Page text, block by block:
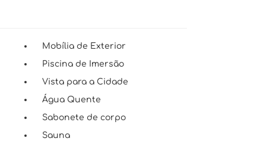
Mobília de Exterior
Piscina de Imersão
Vista para a Cidade
Água Quente
Sabonete de corpo
Sauna